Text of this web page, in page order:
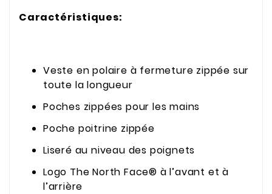
Caractéristiques:
Veste en polaire à fermeture zippée sur
toute la longueur
Poches zippées pour les mains
Poche poitrine zippée
Liseré au niveau des poignets
Logo The North Face® à l’avant et à
l’arrière